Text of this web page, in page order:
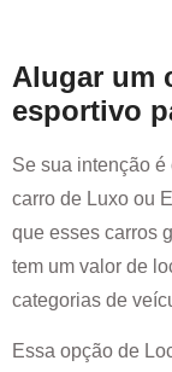
Alugar um
esportivo
Se sua intenção
carro de Luxo ou
que esses carros
tem um valor de
categorias de
Essa opção de